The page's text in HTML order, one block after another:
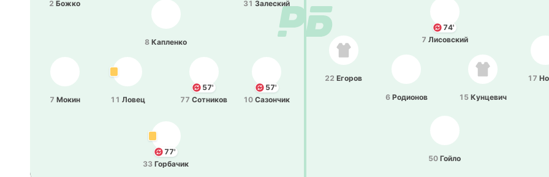
31 За­ле­ский
2 Божко
57'
10 Са­зо­нчик
8 Ка­пле­нко
11 Ловец
7 Мокин
57'
77 Со­тни­ков
77'
33 Го­рба­чик
50 Гойло
22 Егоров
6 Ро­дио­нов 15 Ку­нце­вич
17
74'
7 Ли­со­вский